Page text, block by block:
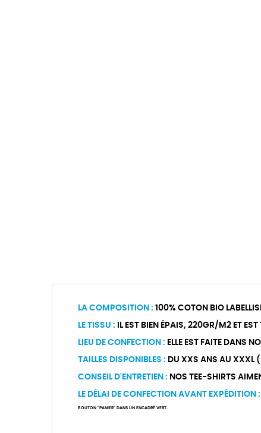
LA COMPOSITION : 100% COTON BIO
LE TISSU : IL EST BIEN ÉPAIS, 220GR/M2 ET
LIEU DE CONFECTION : ELLE EST FAITE DANS
TAILLES DISPONIBLES : DU XXS ANS AU
CONSEIL D'ENTRETIEN : NOS TEE-SHIRTS
LE DÉLAI DE CONFECTION AVANT EXPÉDITION :
BOUTON "PANIER" DANS UN ENCADRÉ VERT.